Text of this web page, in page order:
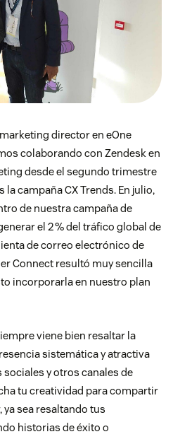
director en eOne
colaborando con Zendesk en
desde el segundo trimestre
campaña CX Trends. En julio,
de nuestra campaña de
el 2 % del tráfico global de
de correo electrónico de
Connect resultó muy sencilla
incorporarla en nuestro plan
viene bien resaltar la
sistemática y atractiva
y otros canales de
tu creatividad para compartir
sea resaltando tus
historias de éxito o